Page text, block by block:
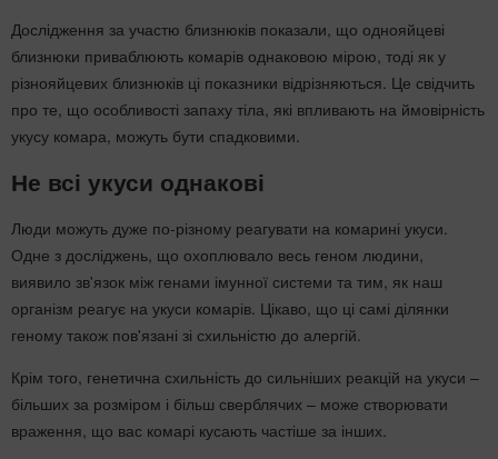
Дослідження за участю близнюків показали, що однояйцеві
близнюки приваблюють комарів однаковою мірою, тоді як у
різнояйцевих близнюків ці показники відрізняються. Це свідчить
про те, що особливості запаху тіла, які впливають на ймовірність
укусу комара, можуть бути спадковими.
Не всі укуси однакові
Люди можуть дуже по-різному реагувати на комарині укуси.
Одне з досліджень, що охоплювало весь геном людини,
виявило зв'язок між генами імунної системи та тим, як наш
організм реагує на укуси комарів. Цікаво, що ці самі ділянки
геному також пов'язані зі схильністю до алергій.
Крім того, генетична схильність до сильніших реакцій на укуси –
більших за розміром і більш сверблячих – може створювати
враження, що вас комарі кусають частіше за інших.